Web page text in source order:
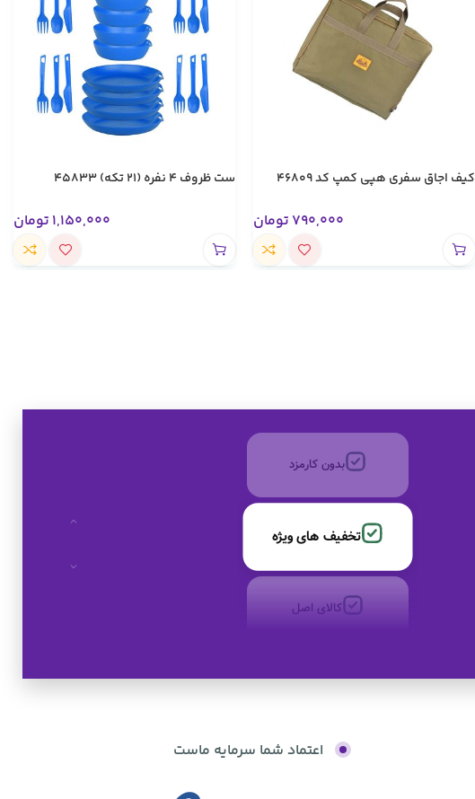
کیف اجاق سفری هپی کمپ کد 46809
790,000 تومان
ست ظروف 4 نفره (21 تکه) 45833
1,150,000 تومان
تخفیف های ویژه
بدون کارمزد
تخفیف های ویژه
کالای اصل
به صورت اقساط
بدون کارمزد
اعتماد شما سرمایه ماست